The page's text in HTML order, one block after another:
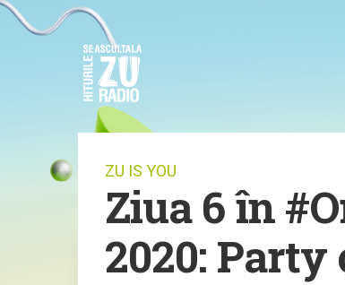
ZU IS YOU
Ziua 6 în
2020: